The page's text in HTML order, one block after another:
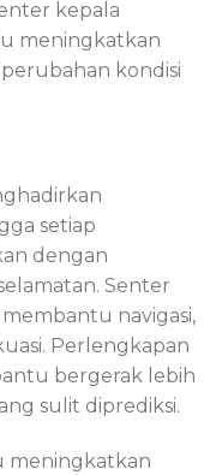
kepala
meningkatkan
kondisi
setiap
dengan
Senter
navigasi,
Perlengkapan
bergerak lebih
sulit diprediksi.
meningkatkan